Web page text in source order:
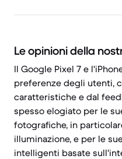
Le opinioni della
Il Google Pixel 7 e
preferenze degli utenti,
caratteristiche e dal
spesso elogiato per le
fotografiche, in
illuminazione, e per le
intelligenti basate